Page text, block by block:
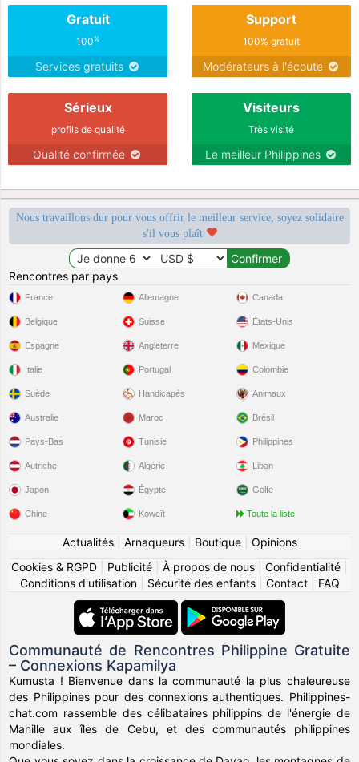
Gratuit
100%
Services gratuits
Support
100% gratuit
Modérateurs à l'écoute
Sérieux
profils de qualité
Qualité confirmée
Visiteurs
Très visité
Le meilleur Philippines
Nous travaillons dur pour vous offrir le meilleur service, soyez solidaire
s'il vous plaît
Rencontres par pays
France
Belgique
Espagne
Italie
Suède
Allemagne
Suisse
Angleterre
Portugal
Handicapés
Canada
États-Unis
Mexique
Colombie
Animaux
Australie
Pays-Bas
Autriche
Japon
Chine
Maroc
Tunisie
Algérie
Égypte
Koweït
Brésil
Philippines
Liban
Golfe
Toute la liste
Actualités| Arnaqueurs| Boutique| Opinions
Cookies & RGPD
Publicité À propos de nous Confidentialité
Conditions d'utilisation| Sécurité des enfants| Contact| FAQ
Communauté de Rencontres Philippine Gratuite
– Connexions Kapamilya
Kumusta ! Bienvenue dans la communauté la plus chaleureuse
des Philippines pour des connexions authentiques. Philippines-
chat.com rassemble des célibataires philippins de l'énergie de
Manille aux îles de Cebu, et des communautés philippines
mondiales.